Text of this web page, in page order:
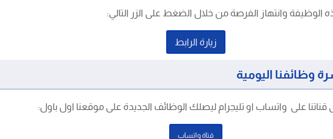
الوظيفة وانتهاز الفرصة من خلال الضغط على الزر التالي:
زيارة الرابط
وظائفنا اليومية
على واتساب او تليجرام ليصلك الوظائف الجديدة على موقعنا اول باول:
قتاة واتساب